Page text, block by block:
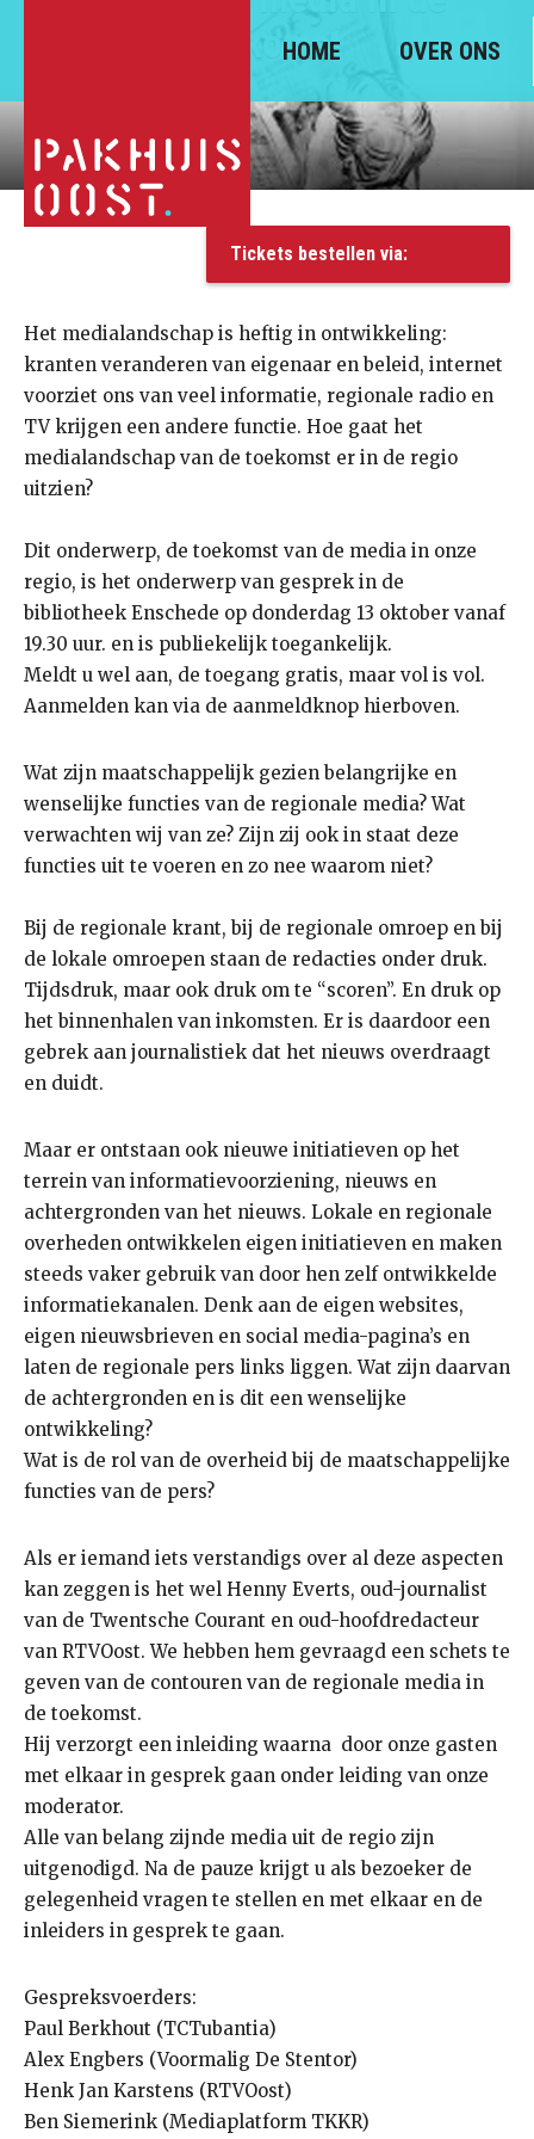
HOME OVER ONS
toekomst
Tickets bestellen via:
Het medialandschap is heftig in ontwikkeling:
kranten veranderen van eigenaar en beleid, internet
voorziet ons van veel informatie, regionale radio en
TV krijgen een andere functie. Hoe gaat het
medialandschap van de toekomst er in de regio
uitzien?
Dit onderwerp, de toekomst van de media in onze
regio, is het onderwerp van gesprek in de
bibliotheek Enschede op donderdag 13 oktober vanaf
19.30 uur. en is publiekelijk toegankelijk.
Meldt u wel aan, de toegang gratis, maar vol is vol.
Aanmelden kan via de aanmeldknop hierboven.
Wat zijn maatschappelijk gezien belangrijke en
wenselijke functies van de regionale media? Wat
verwachten wij van ze? Zijn zij ook in staat deze
functies uit te voeren en zo nee waarom niet?
Bij de regionale krant, bij de regionale omroep en bij
de lokale omroepen staan de redacties onder druk.
Tijdsdruk, maar ook druk om te “scoren”. En druk op
het binnenhalen van inkomsten. Er is daardoor een
gebrek aan journalistiek dat het nieuws overdraagt
en duidt.
Maar er ontstaan ook nieuwe initiatieven op het
terrein van informatievoorziening, nieuws en
achtergronden van het nieuws. Lokale en regionale
overheden ontwikkelen eigen initiatieven en maken
steeds vaker gebruik van door hen zelf ontwikkelde
informatiekanalen. Denk aan de eigen websites,
eigen nieuwsbrieven en social media-pagina’s en
laten de regionale pers links liggen. Wat zijn daarvan
de achtergronden en is dit een wenselijke
ontwikkeling?
Wat is de rol van de overheid bij de maatschappelijke
functies van de pers?
Als er iemand iets verstandigs over al deze aspecten
kan zeggen is het wel Henny Everts, oud-journalist
van de Twentsche Courant en oud-hoofdredacteur
van RTVOost. We hebben hem gevraagd een schets te
geven van de contouren van de regionale media in
de toekomst.
Hij verzorgt een inleiding waarna door onze gasten
met elkaar in gesprek gaan onder leiding van onze
moderator.
Alle van belang zijnde media uit de regio zijn
uitgenodigd. Na de pauze krijgt u als bezoeker de
gelegenheid vragen te stellen en met elkaar en de
inleiders in gesprek te gaan.
Gespreksvoerders:
Paul Berkhout (TCTubantia)
Alex Engbers (Voormalig De Stentor)
Henk Jan Karstens (RTVOost)
Ben Siemerink (Mediaplatform TKKR)